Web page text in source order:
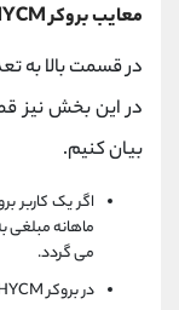
معایببروکر
در قسمت بالا به
در این بخش نیز
بیان کنیم.
اگر یک کاربر
می گردد.
دربروکر